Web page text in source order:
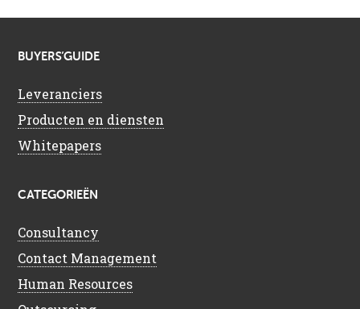
BUYERS’GUIDE
Leveranciers
Producten en diensten
Whitepapers
CATEGORIEËN
Consultancy
Contact Management
Human Resources